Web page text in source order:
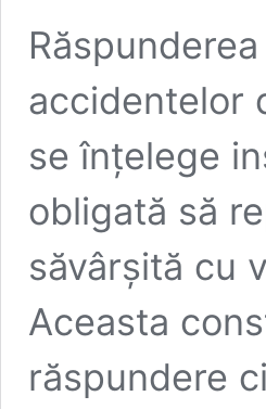
accidentelor
se înțelege
obligată să
săvârșită cu
Aceasta
răspundere